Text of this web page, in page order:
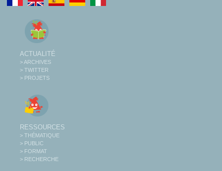
ACTUALITÉ
> ARCHIVES
> TWITTER
> PROJETS
RESSOURCES
> THÉMATIQUE
> PUBLIC
> FORMAT
> RECHERCHE